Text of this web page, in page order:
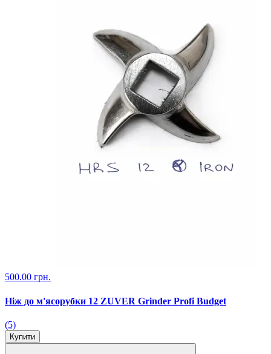
500.00 грн.
Ніж до м'ясорубки 12 ZUVER Grinder Profi Budget
(5)
Купити